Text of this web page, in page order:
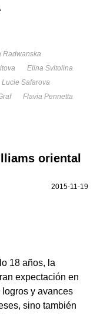
Radwanska
Elina Svitolina
Lucie Safarova
Flavia Pennetta
oriental
2015-11-19
18 años, la
expectación en
y avances
sino también